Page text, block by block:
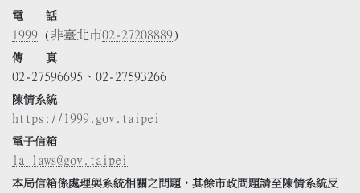
電 話
1999 (非臺北市02-27208889)
傳 真
02-27596695、02-27593266
陳情系統
https://1999.gov.taipei
電子信箱
la_laws@gov.taipei
本局信箱係處理與系統相關之問題，其餘市政問題請至陳情系統反